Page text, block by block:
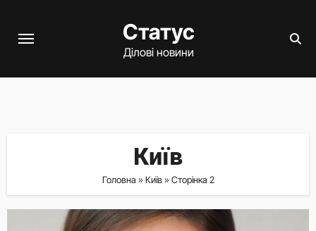
Статус
Ділові новини
Київ
Головна » Київ» Сторінка 2